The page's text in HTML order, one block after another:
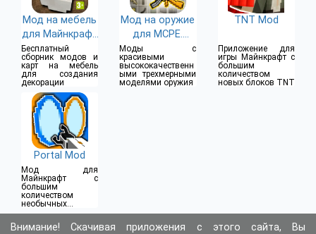
Мод на мебель
для Майнкрафт
ПЕ (МКПЕ)
Бесплатный
сборник модов и
карт на мебель
для создания
декорации
Мод на оружие
для MCPE.
Weapon and
Guns Mod.
Моды с
красивыми
высококачественн
ыми трехмерными
моделями оружия
TNT Mod
Приложение для
игры Майнкрафт с
большим
количеством
новых блоков TNT
Portal Mod
Мод для
Майнкрафт с
большим
количеством
необычных и
загадочных
предметов
Внимание! Скачивая приложения с этого сайта, Вы